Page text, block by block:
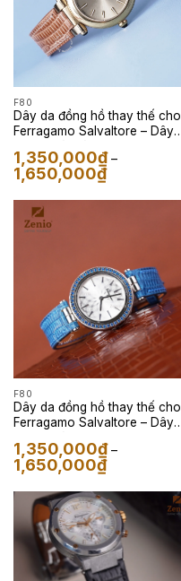
F80
Dây da đồng hồ thay thế cho
Ferragamo Salvaltore – Dây
1,350,000₫ –
1,650,000₫Khoảng
giá:
F80
Dây da đồng hồ thay thế cho
Ferragamo Salvaltore – Dây
1,350,000₫ –
1,650,000₫Khoảng
giá:
1,350,000₫
đến
1,650,000₫